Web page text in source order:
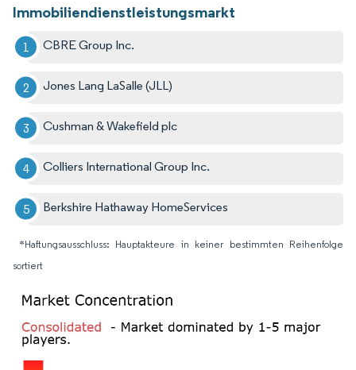
Immobiliendienstleistungsmarkt
CBRE Group Inc.
Jones Lang LaSalle (JLL)
Cushman & Wakefield plc
Colliers International Group Inc.
Berkshire Hathaway HomeServices
*Haftungsausschluss: Hauptakteure in keiner bestimmten Reihenfolge
sortiert